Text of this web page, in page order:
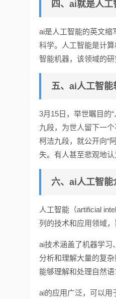
四、ai就是人工
ai是人工智能的英文缩
科学。人工智能是计
智能机器，该领域的
五、ai人工智能
3月15日，举世瞩目的
九段，为世人留下一
柯洁九段，就公开向“
失。有人甚至悲观地认
六、ai人工智能
人工智能（artificial
列的技术和应用领域
ai技术涵盖了机器学习
分析和理解大量的复
能够理解和处理自然语
ai的应用广泛，可以用